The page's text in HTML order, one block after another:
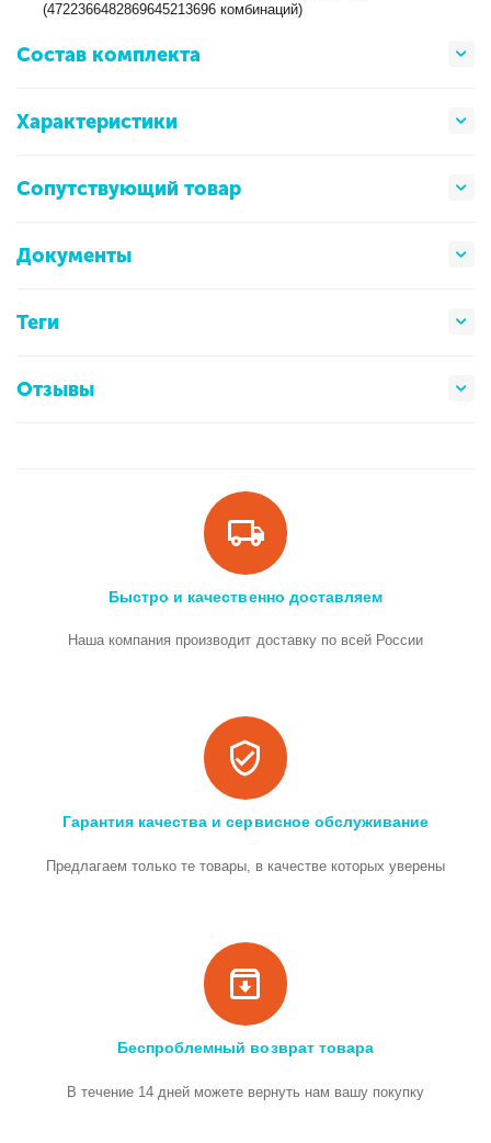
(4722366482869645213696 комбинаций)
Состав комплекта
Характеристики
Сопутствующий товар
Документы
Теги
Отзывы
Быстро и качественно доставляем
Наша компания производит доставку по всей России
Гарантия качества и сервисное обслуживание
Предлагаем только те товары, в качестве которых уверены
Беспроблемный возврат товара
В течение 14 дней можете вернуть нам вашу покупку